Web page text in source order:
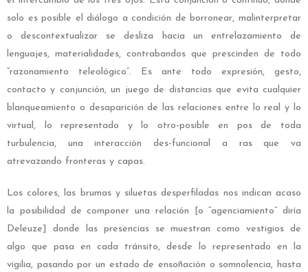
solo es posible el diálogo a condición de borronear, malinterpretar
o descontextualizar se desliza hacia un entrelazamiento de
lenguajes, materialidades, contrabandos que prescinden de todo
“razonamiento teleológico”. Es ante todo expresión, gesto,
contacto y conjunción, un juego de distancias que evita cualquier
blanqueamiento o desaparición de las relaciones entre lo real y lo
virtual, lo representado y lo otro-posible en pos de toda
turbulencia, una interacción des-funcional a ras que va
atrevazando fronteras y capas.
Los colores, las brumas y siluetas desperfiladas nos indican acaso
la posibilidad de componer una relación [o “agenciamiento” diría
Deleuze] donde las presencias se muestran como vestigios de
algo que pasa en cada tránsito, desde lo representado en la
vigilia, pasando por un estado de ensoñación o somnolencia, hasta